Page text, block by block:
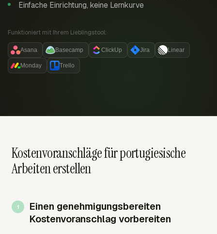
Einfache Einrichtung, keine Lernkurve
Funktioniert mit Ihrem Lieblingstool:
Asana Basecamp ClickUp Jira Linear
Monday Trello
Kostenvoranschläge für portugiesische
Arbeiten erstellen
Einen genehmigungsbereiten
Kostenvoranschlag vorbereiten